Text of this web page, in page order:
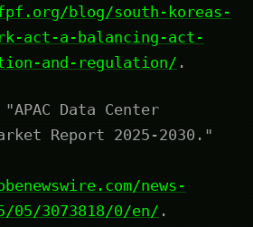
blog/south-koreas-
act-a-balancing-act-
and-regulation/ .
Data Center
Report 2025-2030."
news-
05/3073818/0/en/ .